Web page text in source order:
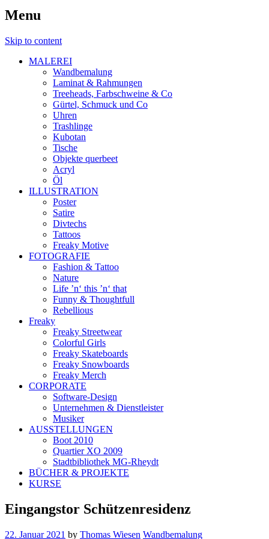
Menu
Skip to content
MALEREI
Wandbemalung
Laminat & Rahmungen
Treeheads, Farbschweine & Co
Gürtel, Schmuck und Co
Uhren
Trashlinge
Kubotan
Tische
Objekte querbeet
Acryl
Öl
ILLUSTRATION
Poster
Satire
Divtechs
Tattoos
Freaky Motive
FOTOGRAFIE
Fashion & Tattoo
Nature
Life ’n‘ this ’n‘ that
Funny & Thoughtfull
Rebellious
Freaky
Freaky Streetwear
Colorful Girls
Freaky Skateboards
Freaky Snowboards
Freaky Merch
CORPORATE
Software-Design
Unternehmen & Dienstleister
Musiker
AUSSTELLUNGEN
Boot 2010
Quartier XO 2009
Stadtbibliothek MG-Rheydt
BÜCHER & PROJEKTE
KURSE
Eingangstor Schützenresidenz
22. Januar 2021 by Thomas Wiesen Wandbemalung